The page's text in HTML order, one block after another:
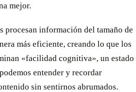
mejor.
procesan información del tamaño de
más eficiente, creando lo que los
«facilidad cognitiva», un estado
entender y recordar
sin sentirnos abrumados.